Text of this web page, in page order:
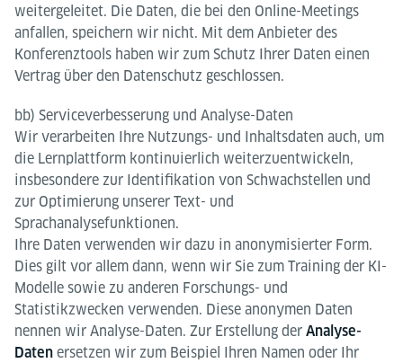
weitergeleitet. Die Daten, die bei den Online-Meetings
anfallen, speichern wir nicht. Mit dem Anbieter des
Konferenztools haben wir zum Schutz Ihrer Daten einen
Vertrag über den Datenschutz geschlossen.
bb) Serviceverbesserung und Analyse-Daten
Wir verarbeiten Ihre Nutzungs- und Inhaltsdaten auch, um
die Lernplattform kontinuierlich weiterzuentwickeln,
insbesondere zur Identifikation von Schwachstellen und
zur Optimierung unserer Text- und
Sprachanalysefunktionen.
Ihre Daten verwenden wir dazu in anonymisierter Form.
Dies gilt vor allem dann, wenn wir Sie zum Training der KI-
Modelle sowie zu anderen Forschungs- und
Statistikzwecken verwenden. Diese anonymen Daten
nennen wir Analyse-Daten. Zur Erstellung der Analyse-
Daten ersetzen wir zum Beispiel Ihren Namen oder Ihr